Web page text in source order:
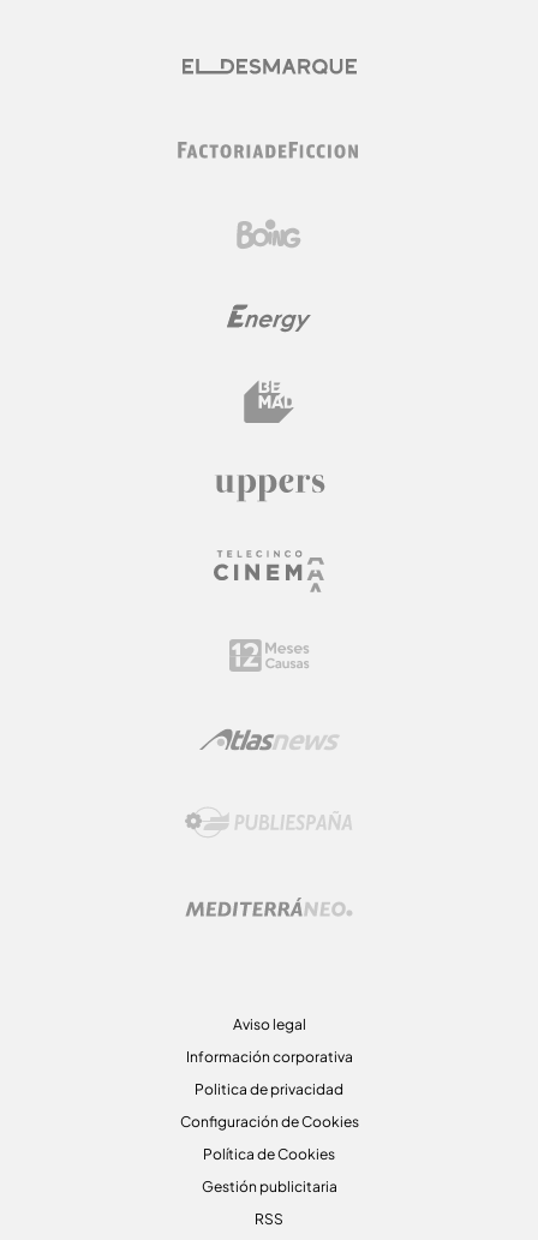
Aviso legal
Información corporativa
Politica de privacidad
Configuración de Cookies
Política de Cookies
Gestión publicitaria
RSS